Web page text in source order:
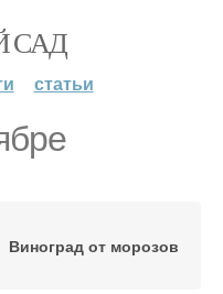
САД
статьи
Виноград от морозов